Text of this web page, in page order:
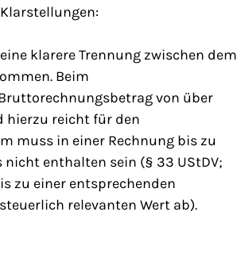
klarere Trennung zwischen dem
Beim
von über
hierzu reicht für den
muss in einer Rechnung bis zu
enthalten sein (§ 33 UStDV;
zu einer entsprechenden
relevanten Wert ab).